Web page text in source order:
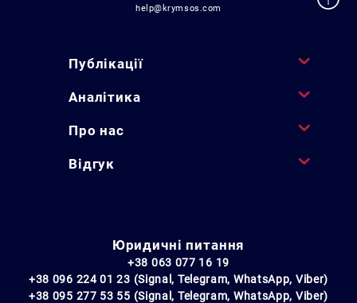
help@krymsos.com
Публікації
Аналітика
Про нас
Відгук
Юридичні питання
+38 063 077 16 19
+38 096 224 01 23 (Signal, Telegram, WhatsApp, Viber)
+38 095 277 53 55 (Signal, Telegram, WhatsApp, Viber)